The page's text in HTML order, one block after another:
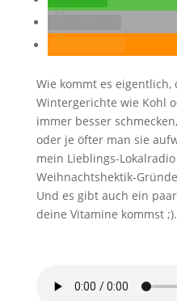
Wie kommt es eigentlich,
Wintergerichte wie Kohl
immer besser
oder je öfter man sie
mein Lieblings-
Weihnachtshektik-
Und es gibt auch ein
deine Vitamine kommst